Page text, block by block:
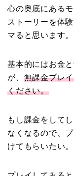
心の奥底にある
ストーリーを体
マると思います。
基本的にはお金
が、 無課金プレ
ください。
もし課金をして
なくなるので、
けてもらいたい。